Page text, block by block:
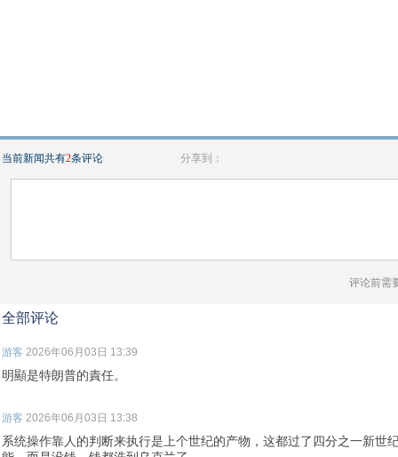
当前新闻共有2条评论 分享到：
评论前需
全部评论
游客 2026年06月03日 13:39
明顯是特朗普的責任。
游客 2026年06月03日 13:38
系统操作靠人的判断来执行是上个世纪的产物，这都过了四分之一新世